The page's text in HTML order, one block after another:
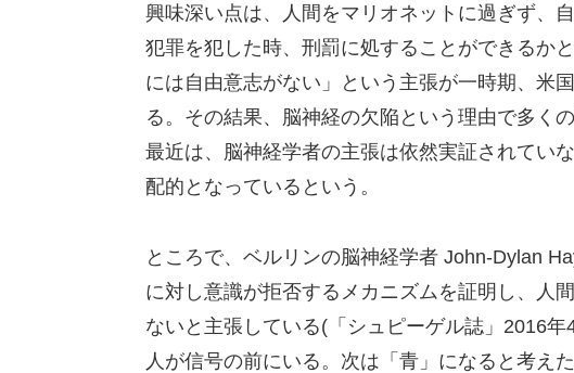
興味深い点は、人間をマリオネットに過ぎず、
犯罪を犯した時、刑罰に処することができるか
には自由意志がない」という主張が一時期、米
る。その結果、脳神経の欠陥という理由で多く
最近は、脳神経学者の主張は依然実証されてい
配的となっているという。
ところで、ベルリンの脳神経学者 John-Dylan
に対し意識が拒否するメカニズムを証明し、人
ないと主張している(「シュピーゲル誌」2016年4
人が信号の前にいる。次は「青」になると考え